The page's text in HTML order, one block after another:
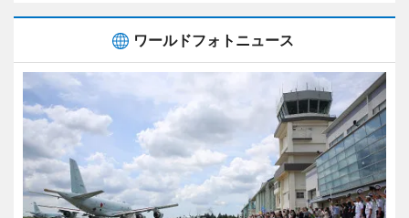
ワールドフォトニュース